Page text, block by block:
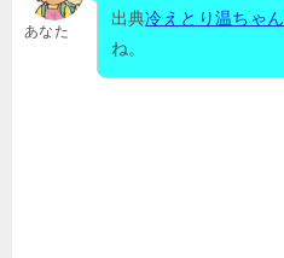
あなた
出典冷えとり温ちゃん
ね。